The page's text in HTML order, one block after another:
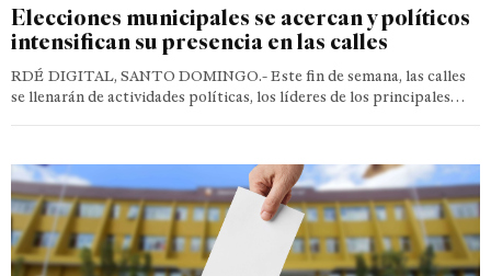
Elecciones municipales se acercan y políticos
intensifican su presencia en las calles
RDÉ DIGITAL, SANTO DOMINGO.- Este fin de semana, las calles
se llenarán de actividades políticas, los líderes de los principales…